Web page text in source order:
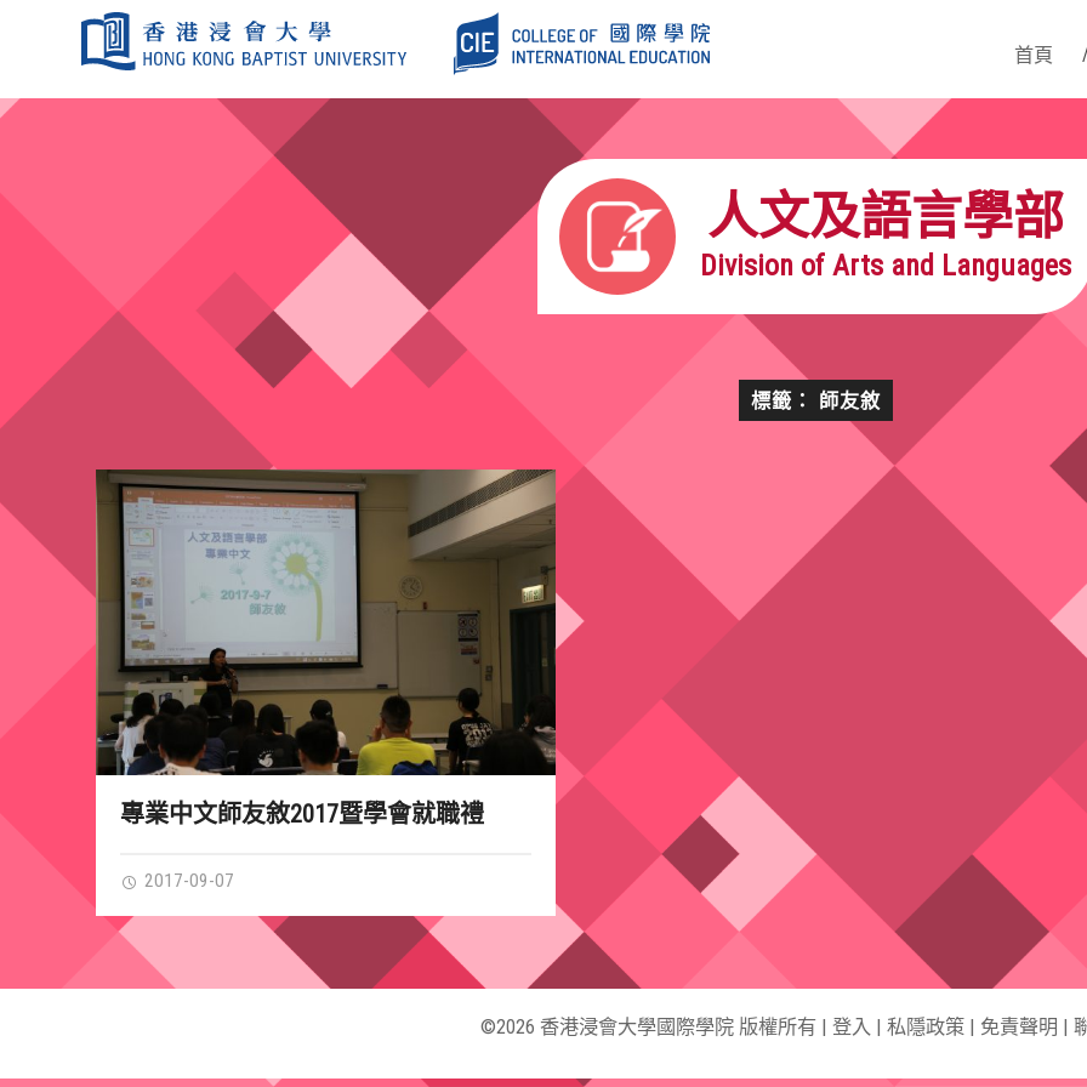
首頁
人文及語言學部
Division of Arts and Languages
標籤： 師友敘
專業中文師友敘2017暨學會就職禮
2017-09-07
©2026 香港浸會大學國際學院 版權所有 | 登入 | 私隱政策| 免責聲明 |